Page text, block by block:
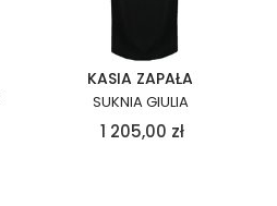
KASIA ZAPAŁA
SUKNIA GIULIA
1 205,00 zł